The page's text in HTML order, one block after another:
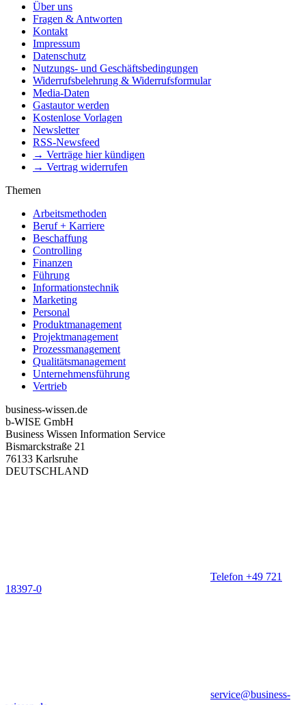
Über uns
Fragen & Antworten
Kontakt
Impressum
Datenschutz
Nutzungs- und Geschäftsbedingungen
Widerrufsbelehrung & Widerrufsformular
Media-Daten
Gastautor werden
Kostenlose Vorlagen
Newsletter
RSS-Newsfeed
→ Verträge hier kündigen
→ Vertrag widerrufen
Themen
Arbeitsmethoden
Beruf + Karriere
Beschaffung
Controlling
Finanzen
Führung
Informationstechnik
Marketing
Personal
Produktmanagement
Projektmanagement
Prozessmanagement
Qualitätsmanagement
Unternehmensführung
Vertrieb
business-wissen.de
b-WISE GmbH
Business Wissen Information Service
Bismarckstraße 21
76133 Karlsruhe
DEUTSCHLAND
Telefon +49 721
18397-0
service@business-